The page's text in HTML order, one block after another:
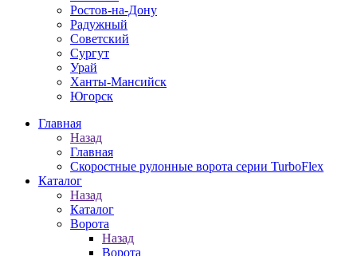
Рoстов-на-Дону
Радужный
Советский
Сургут
Урай
Ханты-Мансийск
Югорск
Главная
Назад
Главная
Скоростные рулонные ворота серии TurboFlex
Каталог
Назад
Каталог
Ворота
Назад
Ворота